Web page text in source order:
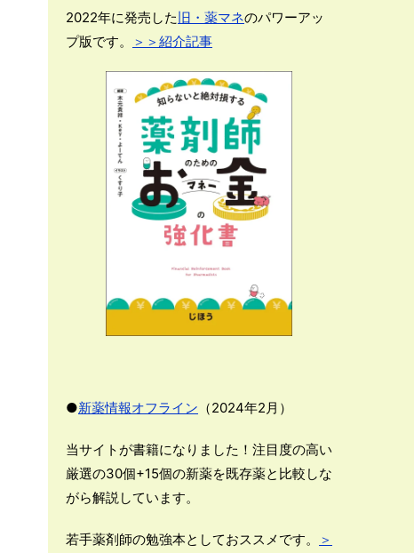
2022年に発売した旧・薬マネのパワーアッ
プ版です。
＞＞紹介記事
●新薬情報オフライン （2024年2月）
当サイトが書籍になりました！注目度の高い
厳選の30個+15個の新薬を既存薬と比較しな
がら解説しています。
若手薬剤師の勉強本としておススメです。
＞